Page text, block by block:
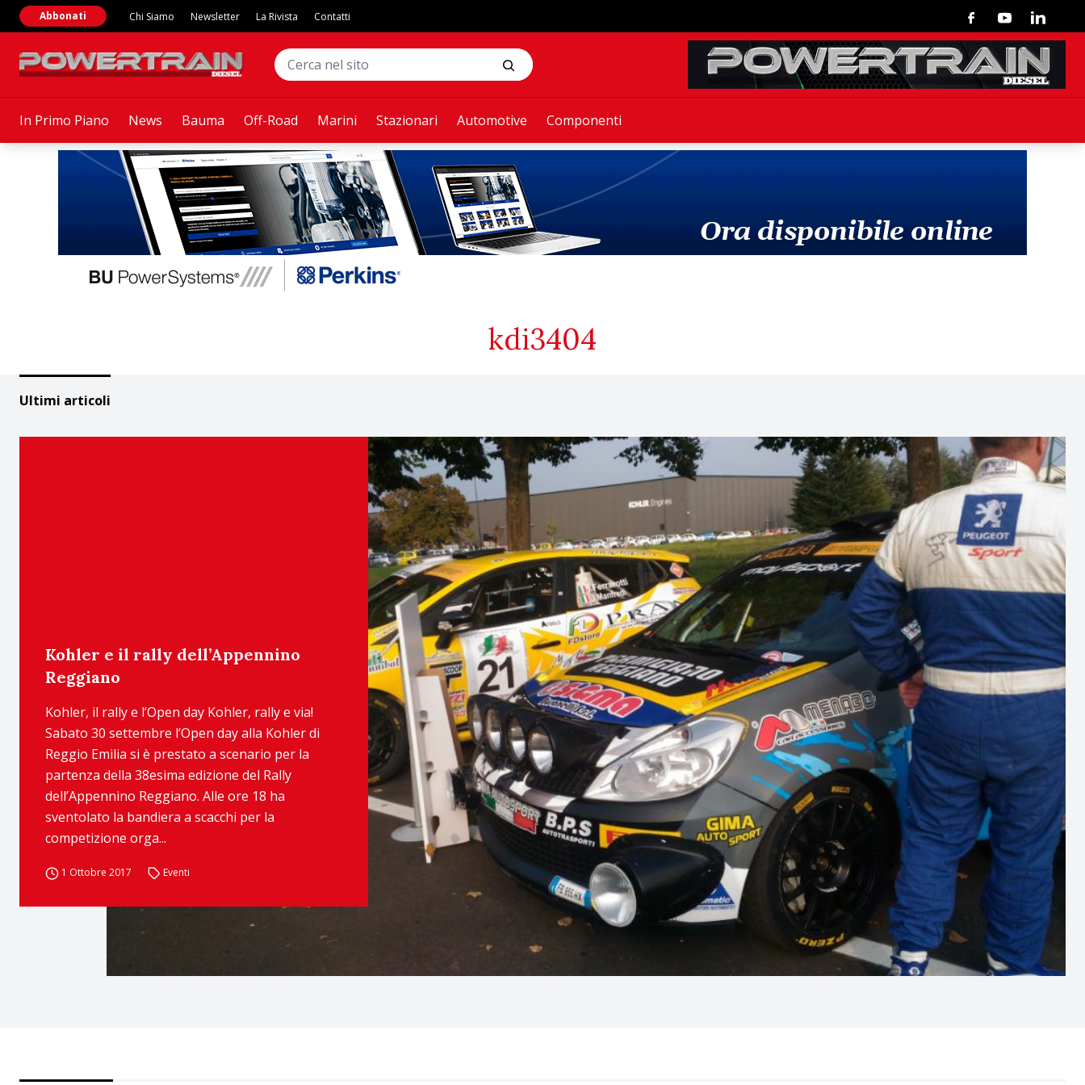
In Primo Piano News Bauma Off-Road Marini Stazionari Automotive Componenti
Abbonati Chi Siamo Newsletter La Rivista Contatti FacebookYoutubeLinkedin
kdi3404
Ultimi articoli
Kohler e il rally dell’Appennino
Reggiano
Kohler, il rally e l’Open day Kohler, rally e via!
Sabato 30 settembre l’Open day alla Kohler di
Reggio Emilia si è prestato a scenario per la
partenza della 38esima edizione del Rally
dell’Appennino Reggiano. Alle ore 18 ha
sventolato la bandiera a scacchi per la
competizione orga...
1 Ottobre 2017 Eventi